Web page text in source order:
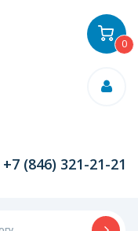
+7 (846) 321-21-21
0